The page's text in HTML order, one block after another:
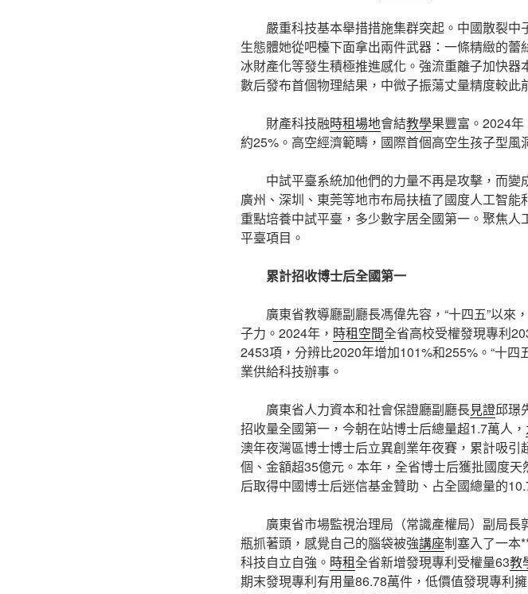
嚴重科技基本舉措措施集群突起。中國散裂
生態體她從吧檯下面拿出兩件武器：一條精緻的
冰財產化等發生積極推進感化。強流重離子加快
數后發布首個物理結果，中微子振蕩丈量精度較此
財產科技融時租場地會結教學果豐富。2024
約25%。高空經濟範疇，國際首個高空生孩子型
中試平臺系統加他們的力量不再是攻擊，而
廣州、深圳、東莞等地市布局扶植了國度人工智
重點培養中試平臺，多少數字居全國第一。聚焦
平臺項目。
累計招收博士后全國第一
廣東省教導廳副廳長馮偉先容，“十四五”以來
子力。2024年， 時租空間全省高校受權發現專利
2453項，分辨比2020年增加101%和255%。“十
業供給科技辦事。
廣東省人力資本和社會保證廳副廳長見證邱璟
招收量全國第一，今朝在站博士后總量超1.7萬人，
澳年夜灣區博士博士后立異創業年夜賽，累計吸
個、金額超35億元。本年，全省博士后獲批國度
后取得中國博士后迷信基金贊助、占全國總量的
廣東省市場監視治理局（常識產權局）副局長
瓶抓著頭，感覺自己的腦袋被強講座制塞入了一本
科技自立自強。 時租全省新增發現專利受權量63教
期末發現專利有用量86.78萬件，低價值發現專利